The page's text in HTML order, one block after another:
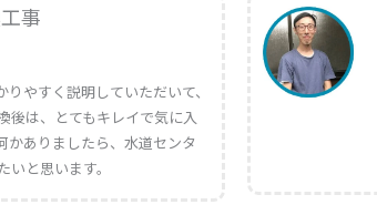
事
りやすく説明していただいて、
後は、とてもキレイで気に入
かありましたら、水道センタ
と思います。